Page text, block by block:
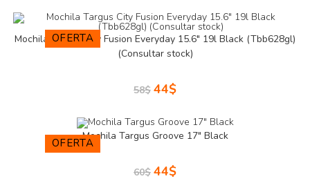
OFERTA
Mochila Targus City Fusion Everyday 15.6″ 19l Black (Tbb628gl)
(Consultar stock)
58$ 44$
OFERTA
Mochila Targus Groove 17″ Black
60$ 44$